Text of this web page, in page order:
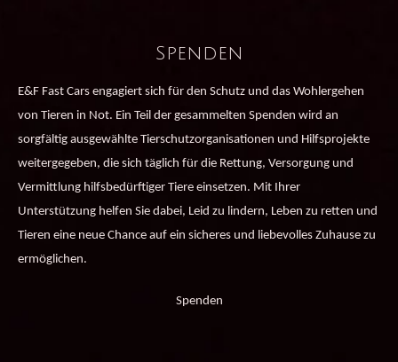
Spenden
E&F Fast Cars engagiert sich für den Schutz und das Wohlergehen
von Tieren in Not. Ein Teil der gesammelten Spenden wird an
sorgfältig ausgewählte Tierschutzorganisationen und Hilfsprojekte
weitergegeben, die sich täglich für die Rettung, Versorgung und
Vermittlung hilfsbedürftiger Tiere einsetzen. Mit Ihrer
Unterstützung helfen Sie dabei, Leid zu lindern, Leben zu retten und
Tieren eine neue Chance auf ein sicheres und liebevolles Zuhause zu
ermöglichen.
Spenden